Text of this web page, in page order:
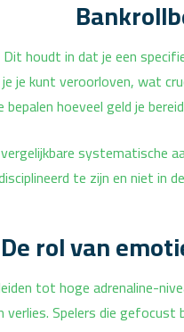
houdt in dat je een
kunt veroorloven, wat
hoeveel geld je
systematische
te zijn en niet in
De rol van
tot hoge adrenaline-
Spelers die